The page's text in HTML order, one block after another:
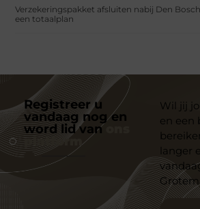
Verzekeringspakket afsluiten nabij Den
een totaalplan
Registreer u
vandaag nog en
word lid van
platform
Wil jij
en een
langer